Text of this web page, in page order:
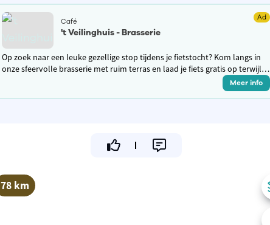
Café Ad
't Veilinghuis - Brasserie
Op zoek naar een leuke gezellige stop tijdens je fietstocht? Kom langs in
onze sfeervolle brasserie met ruim terras en laad je fiets gratis op terwijl je
Meer info
78 km